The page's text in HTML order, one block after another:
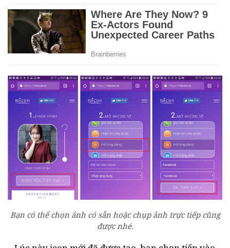
Bạn có thể chọn ảnh có sẵn hoặc chụp ảnh trực tiếp cũng
được nhé.